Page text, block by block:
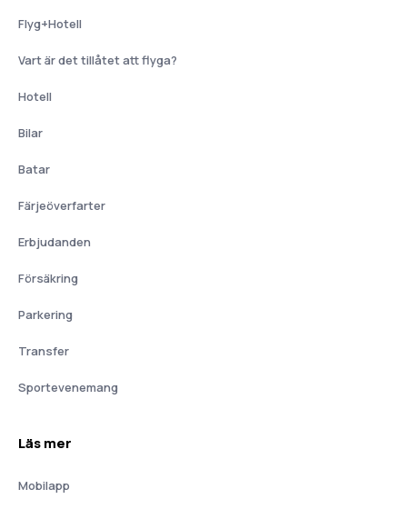
Flyg+Hotell
Vart är det tillåtet att flyga?
Hotell
Bilar
Batar
Färjeöverfarter
Erbjudanden
Försäkring
Parkering
Transfer
Sportevenemang
Läs mer
Mobilapp